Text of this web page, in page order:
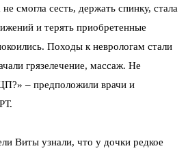
смогла сесть, держать спинку, стала
и терять приобретенные
Походы к неврологам стали
грязелечение, массаж. Не
– предположили врачи и
Виты узнали, что у дочки редкое